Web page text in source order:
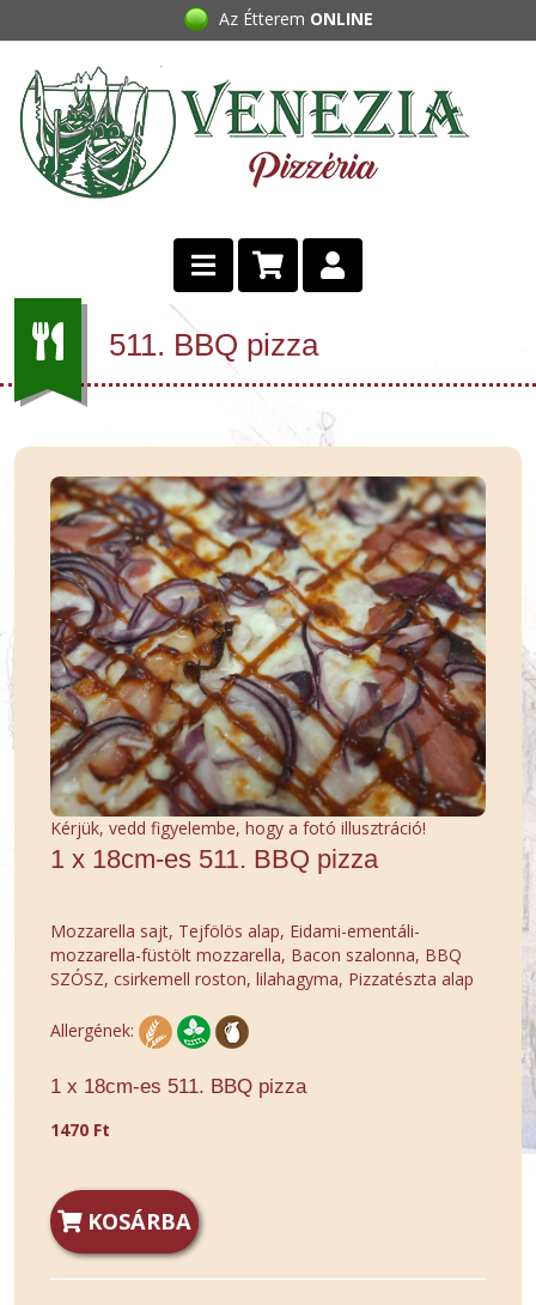
Az Étterem ONLINE
511. BBQ pizza
Kérjük, vedd figyelembe, hogy a fotó illusztráció!
1 x 18cm-es 511. BBQ pizza
Mozzarella sajt, Tejfölös alap, Eidami-ementáli-
mozzarella-füstölt mozzarella, Bacon szalonna, BBQ
SZÓSZ, csirkemell roston, lilahagyma, Pizzatészta alap
Allergének:
1 x 18cm-es 511. BBQ pizza
1470 Ft
KOSÁRBA